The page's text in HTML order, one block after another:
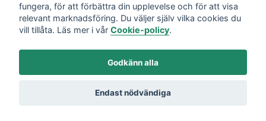
© 2026 Knivshop
fungera, för att förbättra din upplevelse och för att visa
relevant marknadsföring. Du väljer själv vilka cookies du
vill tillåta. Läs mer i vår Cookie-policy.
Godkänn alla
Endast nödvändiga